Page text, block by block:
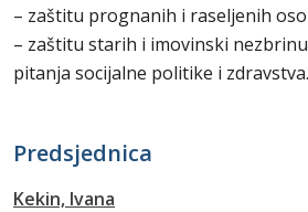
– zaštitu prognanih i raseljenih
– zaštitu starih i imovinski
pitanja socijalne politike i zdravstva.
Predsjednica
Kekin, Ivana